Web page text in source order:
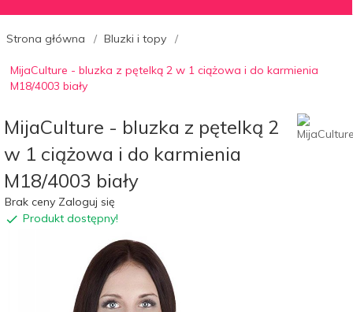
Strona główna Bluzki i topy
MijaCulture - bluzka z pętelką 2 w 1 ciążowa i do karmienia
M18/4003 biały
MijaCulture - bluzka z pętelką 2
w 1 ciążowa i do karmienia
M18/4003 biały
Brak ceny Zaloguj się
Produkt dostępny!